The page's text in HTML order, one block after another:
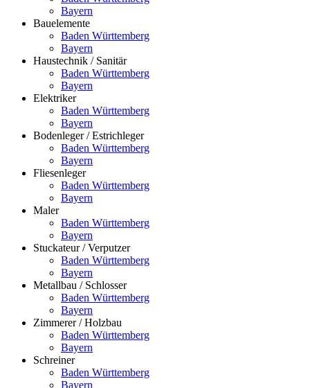
Bayern
Bauelemente
Baden Württemberg
Bayern
Haustechnik / Sanitär
Baden Württemberg
Bayern
Elektriker
Baden Württemberg
Bayern
Bodenleger / Estrichleger
Baden Württemberg
Bayern
Fliesenleger
Baden Württemberg
Bayern
Maler
Baden Württemberg
Bayern
Stuckateur / Verputzer
Baden Württemberg
Bayern
Metallbau / Schlosser
Baden Württemberg
Bayern
Zimmerer / Holzbau
Baden Württemberg
Bayern
Schreiner
Baden Württemberg
Bayern